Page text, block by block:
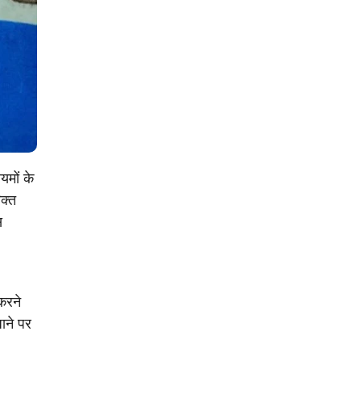
के
पर